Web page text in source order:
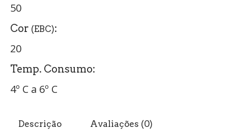
50
Cor (EBC):
20
Temp. Consumo:
4º C a 6º C
Descrição Avaliações (0)